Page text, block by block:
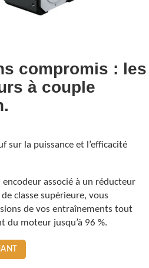
compromis : les
à couple
sur la puissance et l’efficacité
associé à un réducteur
classe supérieure, vous
de vos entraînements tout
du moteur jusqu’à 96 %.